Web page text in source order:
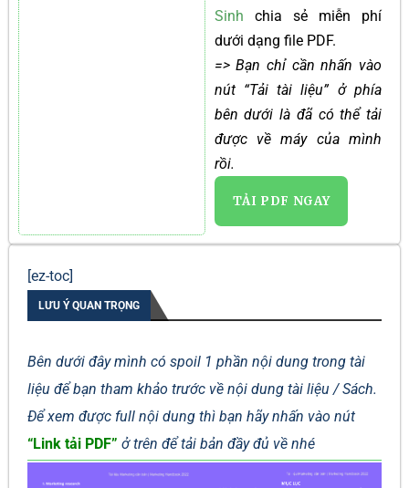
Sinh chia sẻ miễn phí
dưới dạng file PDF.
=> Bạn chỉ cần nhấn vào
nút “Tải tài liệu” ở phía
bên dưới là đã có thể tải
được về máy của mình
rồi.
TẢI PDF NGAY
[ez-toc]
LƯU Ý QUAN TRỌNG
Bên dưới đây mình có spoil 1 phần nội dung trong tài
liệu để bạn tham khảo trước về nội dung tài liệu / Sách.
Để xem được full nội dung thì bạn hãy nhấn vào nút
“Link tải PDF” ở trên để tải bản đầy đủ về nhé